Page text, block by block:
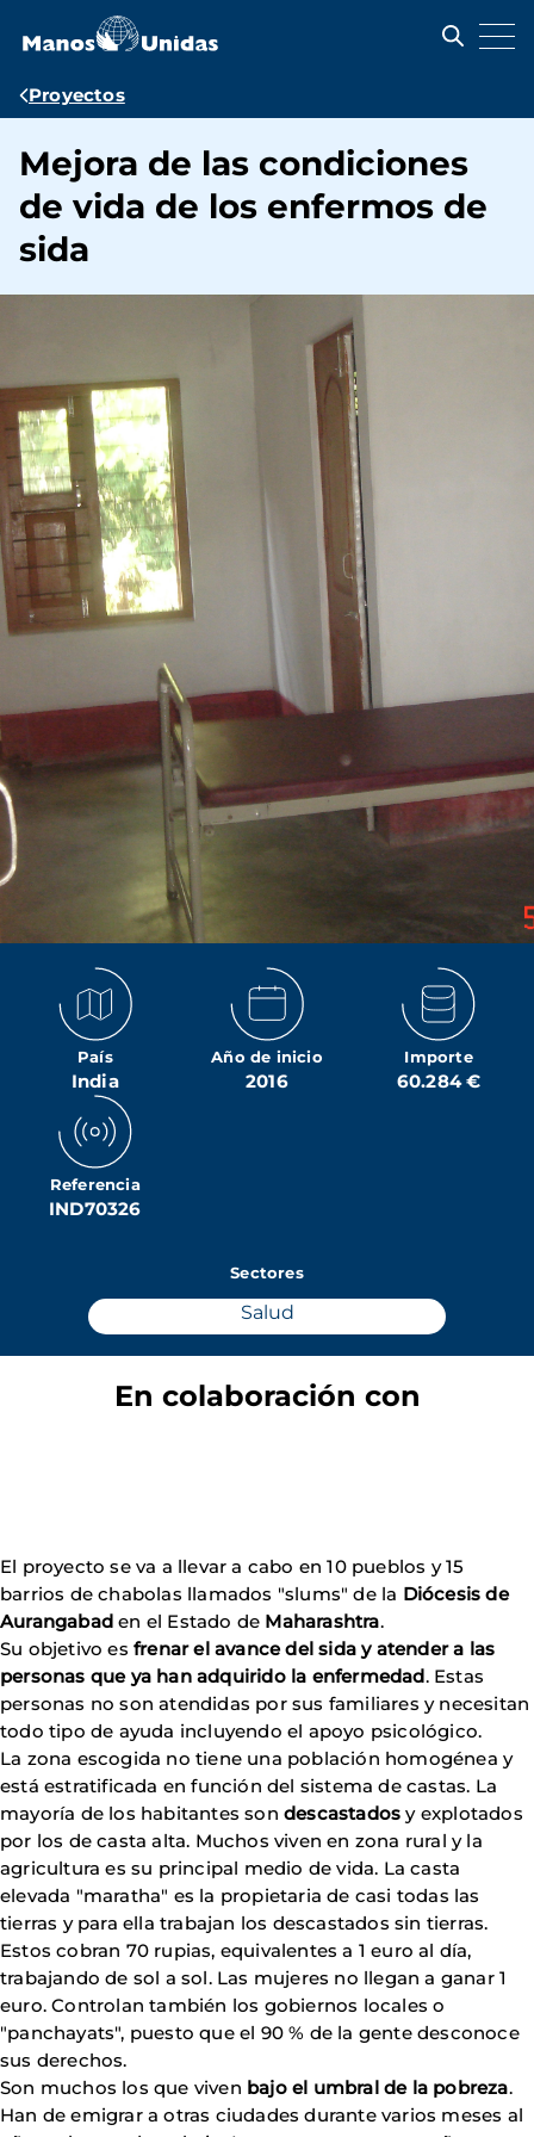
contenido
Ruta
navegación
Proyectos
Mejora de las condiciones
de vida de los enfermos de
sida
País
India
Año de inicio
2016
Importe
60.284 €
Referencia
IND70326
Sectores
Salud
En colaboración con
El proyecto se va a llevar a cabo en 10 pueblos y 15
barrios de chabolas llamados "slums" de la Diócesis de
Aurangabad en el Estado de Maharashtra.
Su objetivo es frenar el avance del sida y atender a las
personas que ya han adquirido la enfermedad. Estas
personas no son atendidas por sus familiares y necesitan
todo tipo de ayuda incluyendo el apoyo psicológico.
La zona escogida no tiene una población homogénea y
está estratificada en función del sistema de castas. La
mayoría de los habitantes son descastadosy explotados
por los de casta alta. Muchos viven en zona rural y la
agricultura es su principal medio de vida. La casta
elevada "maratha" es la propietaria de casi todas las
tierras y para ella trabajan los descastados sin tierras.
Estos cobran 70 rupias, equivalentes a 1 euro al día,
trabajando de sol a sol. Las mujeres no llegan a ganar 1
euro. Controlan también los gobiernos locales o
"panchayats", puesto que el 90 % de la gente desconoce
sus derechos.
Son muchos los que viven bajo el umbral de la pobreza.
Han de emigrar a otras ciudades durante varios meses al